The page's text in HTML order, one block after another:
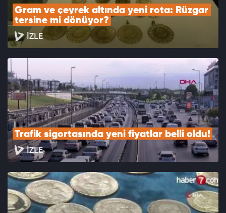
Gram ve çeyrek altında yeni rota: Rüzgar
tersine mi dönüyor?
İZLE
Trafik sigortasında yeni fiyatlar belli oldu!
İZLE